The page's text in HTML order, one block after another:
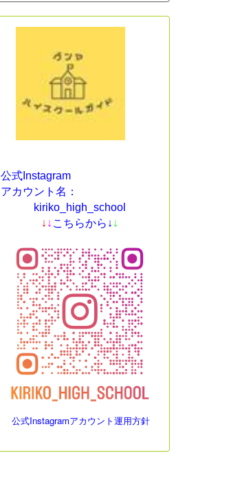
公式Instagram
アカウント名：
kiriko_high_school
↓ ↓ こちらから↓ ↓
公式Instagramアカウント運用方針